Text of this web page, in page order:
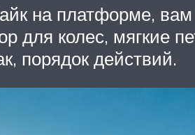
на платформе,
колес, мягкие
порядок действий.